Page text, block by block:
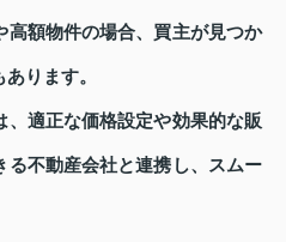
高額物件の場合、買主が見つか
ります。
適正な価格設定や効果的な販
る不動産会社と連携し、スムー